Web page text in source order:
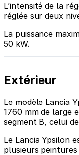
L’intensité de la
réglée sur deux
La puissance
50 kW.
Extérieur
Le modèle Lancia
1760 mm de large
segment B, celui
Le Lancia Ypsilon
plusieurs peintures